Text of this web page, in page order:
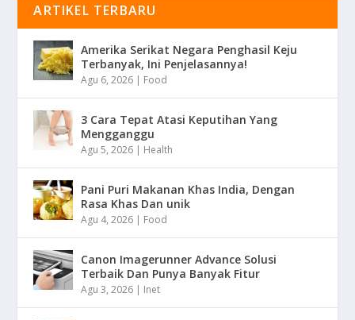
ARTIKEL TERBARU
Amerika Serikat Negara Penghasil Keju
Terbanyak, Ini Penjelasannya!
Agu 6, 2026 | Food
3 Cara Tepat Atasi Keputihan Yang
Mengganggu
Agu 5, 2026 | Health
Pani Puri Makanan Khas India, Dengan
Rasa Khas Dan unik
Agu 4, 2026 | Food
Canon Imagerunner Advance Solusi
Terbaik Dan Punya Banyak Fitur
Agu 3, 2026 | Inet